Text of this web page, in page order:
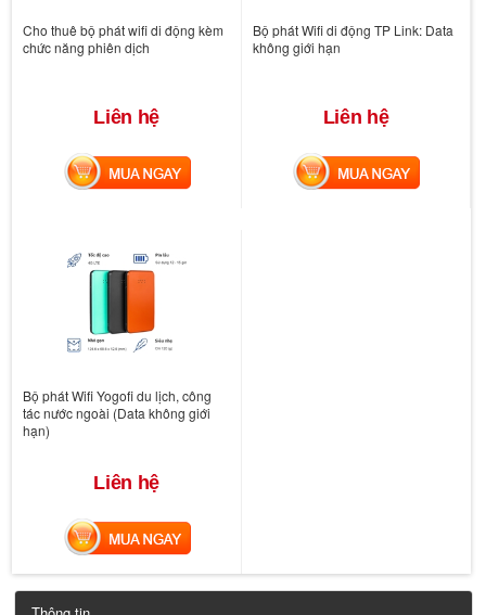
Cho thuê bộ phát wifi di động kèm
chức năng phiên dịch
Liên hệ
MUA NGAY
Bộ phát Wifi di động TP Link: Data
không giới hạn
Liên hệ
MUA NGAY
Bộ phát Wifi Yogofi du lịch, công
tác nước ngoài (Data không giới
hạn)
Liên hệ
MUA NGAY